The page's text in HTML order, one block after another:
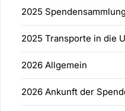
2025 Spendensammlung
2025 Transporte in die
2026 Allgemein
2026 Ankunft der